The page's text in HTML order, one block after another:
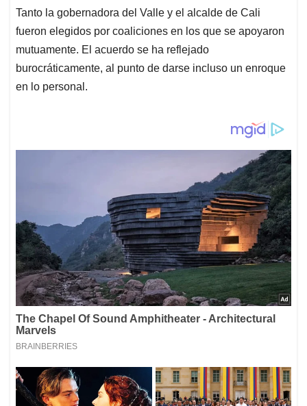
Tanto la gobernadora del Valle y el alcalde de Cali
fueron elegidos por coaliciones en los que se apoyaron
mutuamente. El acuerdo se ha reflejado
burocráticamente, al punto de darse incluso un enroque
en lo personal.